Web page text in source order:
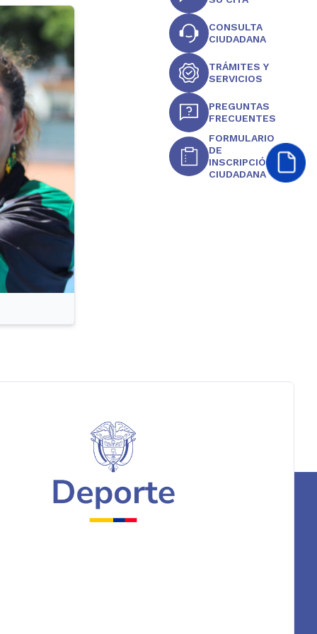
CONSULTA
CIUDADANA
TRÁMITES Y
SERVICIOS
PREGUNTAS
FRECUENTES
FORMULARIO
DE
INSCRIPCIÓN
CIUDADANA